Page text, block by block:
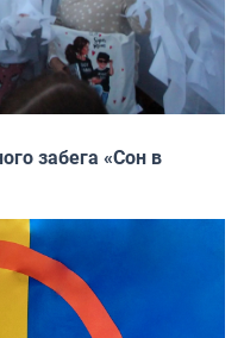
забега «Сон в